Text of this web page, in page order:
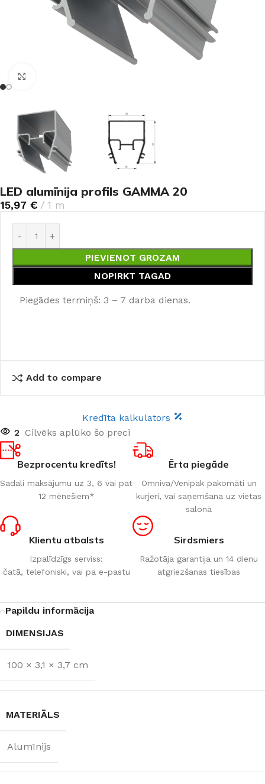
LED alumīnija profils GAMMA 20
15,97 € 1 m
PIEVIENOT GROZAM
NOPIRKT TAGAD
Piegādes termiņš: 3 – 7 darba dienas.
Add to compare
Kredīta kalkulators
2 Cilvēks aplūko šo preci
Bezprocentu kredīts!
Sadali maksājumu uz 3, 6 vai pat
12 mēnešiem*
Ērta piegāde
Omniva/Venipak pakomāti un
kurjeri, vai saņemšana uz vietas
salonā
Klientu atbalsts
Izpalīdzīgs serviss:
čatā, telefoniski, vai pa e-pastu
Sirdsmiers
Ražotāja garantija un 14 dienu
atgriezšanas tiesības
Papildu informācija
DIMENSIJAS
100 × 3,1 × 3,7 cm
MATERIĀLS
Alumīnijs